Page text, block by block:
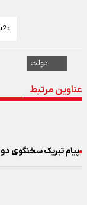
دولت
عناوین مرتبط
پیام تبریک سخنگوی